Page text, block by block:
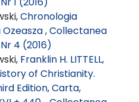
Chronologia
,Collectanea
4 (2016)
Franklin H. LITTELL,
of Christianity.
Edition, Carta,